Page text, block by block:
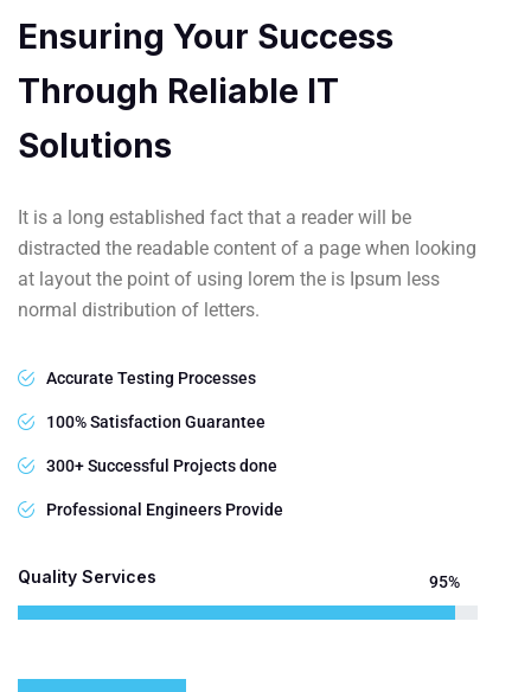
Ensuring Your Success
Through Reliable IT
Solutions
It is a long established fact that a reader will be
distracted the readable content of a page when looking
at layout the point of using lorem the is Ipsum less
normal distribution of letters.
Accurate Testing Processes
100% Satisfaction Guarantee
300+ Successful Projects done
Professional Engineers Provide
Quality Services 95%